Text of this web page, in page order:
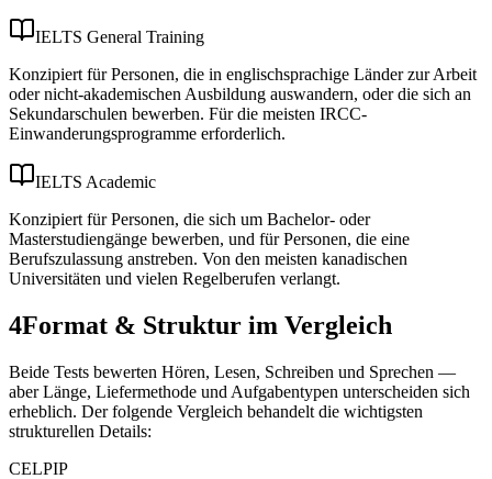
IELTS General Training
Konzipiert für Personen, die in englischsprachige Länder zur Arbeit
oder nicht-akademischen Ausbildung auswandern, oder die sich an
Sekundarschulen bewerben. Für die meisten IRCC-
Einwanderungsprogramme erforderlich.
IELTS Academic
Konzipiert für Personen, die sich um Bachelor- oder
Masterstudiengänge bewerben, und für Personen, die eine
Berufszulassung anstreben. Von den meisten kanadischen
Universitäten und vielen Regelberufen verlangt.
4Format & Struktur im Vergleich
Beide Tests bewerten Hören, Lesen, Schreiben und Sprechen —
aber Länge, Liefermethode und Aufgabentypen unterscheiden sich
erheblich. Der folgende Vergleich behandelt die wichtigsten
strukturellen Details:
CELPIP